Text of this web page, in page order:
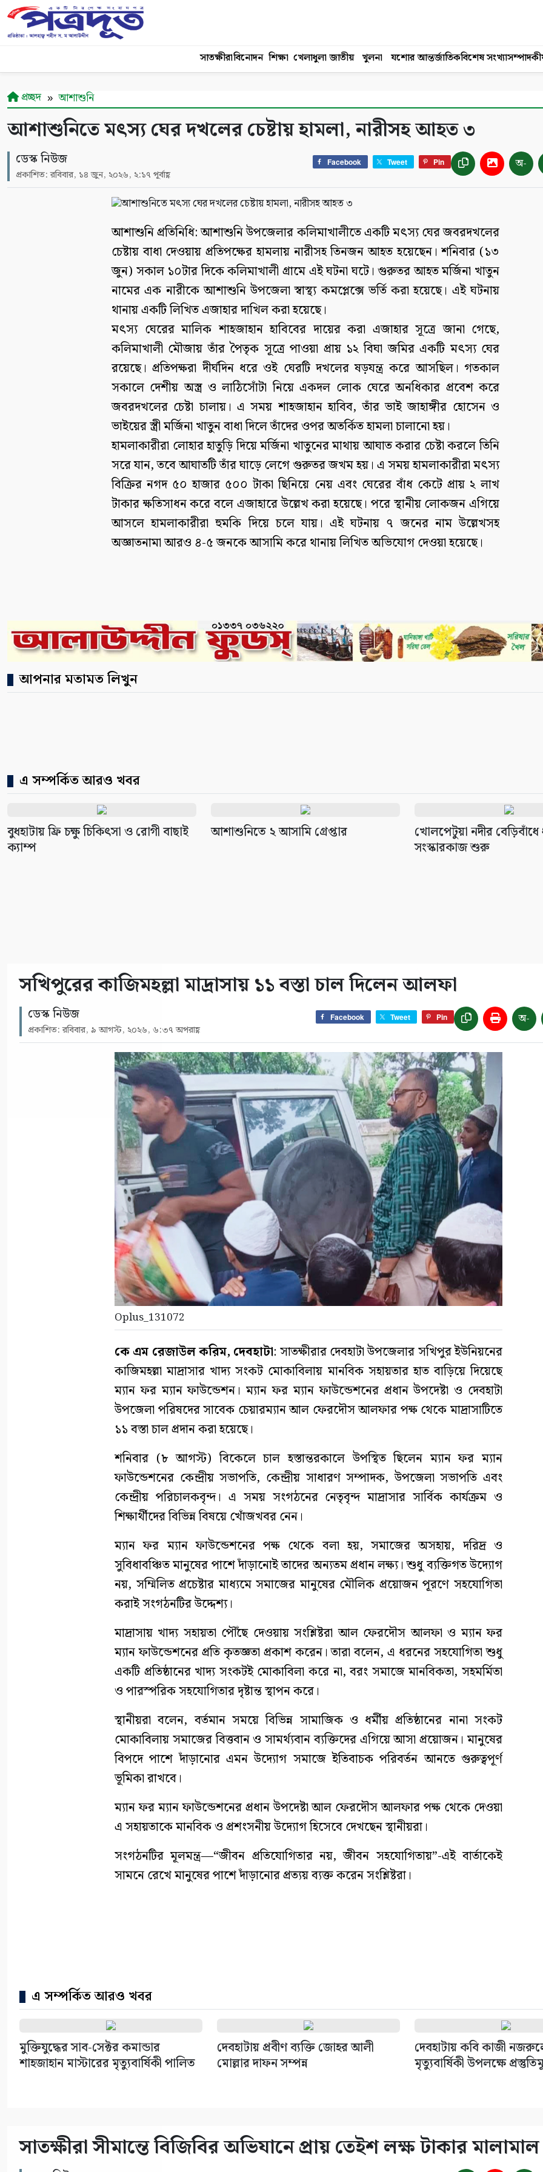
সাতক্ষীরাবিনোদন শিক্ষা খেলাধুলা জাতীয় খুলনা যশোর আন্তর্জাতিকবিশেষ সংখ্যা
প্রচ্ছদ আশাশুনি
আশাশুনিতে মৎস্য ঘের দখলের চেষ্টায় হামলা, নারীসহ আহত ৩
ডেস্ক নিউজ
প্রকাশিত: রবিবার, ১৪ জুন, ২০২৬, ২:১৭ পূর্বাহ্ণ
Facebook Tweet Pin অ-
আশাশুনি প্রতিনিধি: আশাশুনি উপজেলার কলিমাখালীতে একটি মৎস্য ঘের জবরদখলের
চেষ্টায় বাধা দেওয়ায় প্রতিপক্ষের হামলায় নারীসহ তিনজন আহত হয়েছেন। শনিবার (১৩
জুন) সকাল ১০টার দিকে কলিমাখালী গ্রামে এই ঘটনা ঘটে। গুরুতর আহত মর্জিনা খাতুন
নামের এক নারীকে আশাশুনি উপজেলা স্বাস্থ্য কমপ্লেক্সে ভর্তি করা হয়েছে। এই ঘটনায়
থানায় একটি লিখিত এজাহার দাখিল করা হয়েছে।
মৎস্য ঘেরের মালিক শাহজাহান হাবিবের দায়ের করা এজাহার সূত্রে জানা গেছে,
কলিমাখালী মৌজায় তাঁর পৈতৃক সূত্রে পাওয়া প্রায় ১২ বিঘা জমির একটি মৎস্য ঘের
রয়েছে। প্রতিপক্ষরা দীর্ঘদিন ধরে ওই ঘেরটি দখলের ষড়যন্ত্র করে আসছিল। গতকাল
সকালে দেশীয় অস্ত্র ও লাঠিসোঁটা নিয়ে একদল লোক ঘেরে অনধিকার প্রবেশ করে
জবরদখলের চেষ্টা চালায়। এ সময় শাহজাহান হাবিব, তাঁর ভাই জাহাঙ্গীর হোসেন ও
ভাইয়ের স্ত্রী মর্জিনা খাতুন বাধা দিলে তাঁদের ওপর অতর্কিত হামলা চালানো হয়।
হামলাকারীরা লোহার হাতুড়ি দিয়ে মর্জিনা খাতুনের মাথায় আঘাত করার চেষ্টা করলে তিনি
সরে যান, তবে আঘাতটি তাঁর ঘাড়ে লেগে গুরুতর জখম হয়। এ সময় হামলাকারীরা মৎস্য
বিক্রির নগদ ৫০ হাজার ৫০০ টাকা ছিনিয়ে নেয় এবং ঘেরের বাঁধ কেটে প্রায় ২ লাখ
টাকার ক্ষতিসাধন করে বলে এজাহারে উল্লেখ করা হয়েছে। পরে স্থানীয় লোকজন এগিয়ে
আসলে হামলাকারীরা হুমকি দিয়ে চলে যায়। এই ঘটনায় ৭ জনের নাম উল্লেখসহ
অজ্ঞাতনামা আরও ৪-৫ জনকে আসামি করে থানায় লিখিত অভিযোগ দেওয়া হয়েছে।
আপনার মতামত লিখুন
এ সম্পর্কিত আরও খবর
বুধহাটায় ফ্রি চক্ষু চিকিৎসা ও রোগী বাছাই
ক্যাম্প
আশাশুনিতে ২ আসামি গ্রেপ্তার
খোলপেটুয়া নদীর
সংস্কারকাজ শুরু
সখিপুরের কাজিমহল্লা মাদ্রাসায় ১১ বস্তা চাল দিলেন আলফা
ডেস্ক নিউজ
প্রকাশিত: রবিবার, ৯ আগস্ট, ২০২৬, ৬:৩৭ অপরাহ্ণ
Facebook Tweet Pin অ-
Oplus_131072
কে এম রেজাউল করিম, দেবহাটা: সাতক্ষীরার দেবহাটা উপজেলার সখিপুর ইউনিয়নের
কাজিমহল্লা মাদ্রাসার খাদ্য সংকট মোকাবিলায় মানবিক সহায়তার হাত বাড়িয়ে দিয়েছে
ম্যান ফর ম্যান ফাউন্ডেশন। ম্যান ফর ম্যান ফাউন্ডেশনের প্রধান উপদেষ্টা ও দেবহাটা
উপজেলা পরিষদের সাবেক চেয়ারম্যান আল ফেরদৌস আলফার পক্ষ থেকে মাদ্রাসাটিতে
১১ বস্তা চাল প্রদান করা হয়েছে।
শনিবার (৮ আগস্ট) বিকেলে চাল হস্তান্তরকালে উপস্থিত ছিলেন ম্যান ফর ম্যান
ফাউন্ডেশনের কেন্দ্রীয় সভাপতি, কেন্দ্রীয় সাধারণ সম্পাদক, উপজেলা সভাপতি এবং
কেন্দ্রীয় পরিচালকবৃন্দ। এ সময় সংগঠনের নেতৃবৃন্দ মাদ্রাসার সার্বিক কার্যক্রম ও
শিক্ষার্থীদের বিভিন্ন বিষয়ে খোঁজখবর নেন।
ম্যান ফর ম্যান ফাউন্ডেশনের পক্ষ থেকে বলা হয়, সমাজের অসহায়, দরিদ্র ও
সুবিধাবঞ্চিত মানুষের পাশে দাঁড়ানোই তাদের অন্যতম প্রধান লক্ষ্য। শুধু ব্যক্তিগত উদ্যোগ
নয়, সম্মিলিত প্রচেষ্টার মাধ্যমে সমাজের মানুষের মৌলিক প্রয়োজন পূরণে সহযোগিতা
করাই সংগঠনটির উদ্দেশ্য।
মাদ্রাসায় খাদ্য সহায়তা পৌঁছে দেওয়ায় সংশ্লিষ্টরা আল ফেরদৌস আলফা ও ম্যান ফর
ম্যান ফাউন্ডেশনের প্রতি কৃতজ্ঞতা প্রকাশ করেন। তারা বলেন, এ ধরনের সহযোগিতা শুধু
একটি প্রতিষ্ঠানের খাদ্য সংকটই মোকাবিলা করে না, বরং সমাজে মানবিকতা, সহমর্মিতা
ও পারস্পরিক সহযোগিতার দৃষ্টান্ত স্থাপন করে।
স্থানীয়রা বলেন, বর্তমান সময়ে বিভিন্ন সামাজিক ও ধর্মীয় প্রতিষ্ঠানের নানা সংকট
মোকাবিলায় সমাজের বিত্তবান ও সামর্থ্যবান ব্যক্তিদের এগিয়ে আসা প্রয়োজন। মানুষের
বিপদে পাশে দাঁড়ানোর এমন উদ্যোগ সমাজে ইতিবাচক পরিবর্তন আনতে গুরুত্বপূর্ণ
ভূমিকা রাখবে।
ম্যান ফর ম্যান ফাউন্ডেশনের প্রধান উপদেষ্টা আল ফেরদৌস আলফার পক্ষ থেকে দেওয়া
এ সহায়তাকে মানবিক ও প্রশংসনীয় উদ্যোগ হিসেবে দেখছেন স্থানীয়রা।
সংগঠনটির মূলমন্ত্র—“জীবন প্রতিযোগিতার নয়, জীবন সহযোগিতায়”-এই বার্তাকেই
সামনে রেখে মানুষের পাশে দাঁড়ানোর প্রত্যয় ব্যক্ত করেন সংশ্লিষ্টরা।
এ সম্পর্কিত আরও খবর
মুক্তিযুদ্ধের সাব-সেক্টর কমান্ডার
শাহজাহান মাস্টারের মৃত্যুবার্ষিকী পালিত
দেবহাটায় প্রবীণ ব্যক্তি জোহর আলী
মোল্লার দাফন সম্পন্ন
দেবহাটায় কবি কাজী
মৃত্যুবার্ষিকী উপলক্ষে
সাতক্ষীরা সীমান্তে বিজিবির অভিযানে প্রায় তেইশ লক্ষ টাকার